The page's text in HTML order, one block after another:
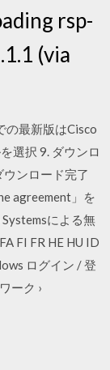
rsp-
(via
最新版はCisco
選択 9. ダウンロ
ンロード完了
agreement」を
による無
FI FR HE HU ID
ログイン / 登
ーク ›